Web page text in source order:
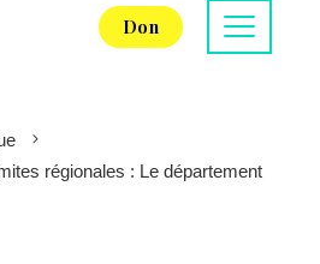
Don
régionales : Le département